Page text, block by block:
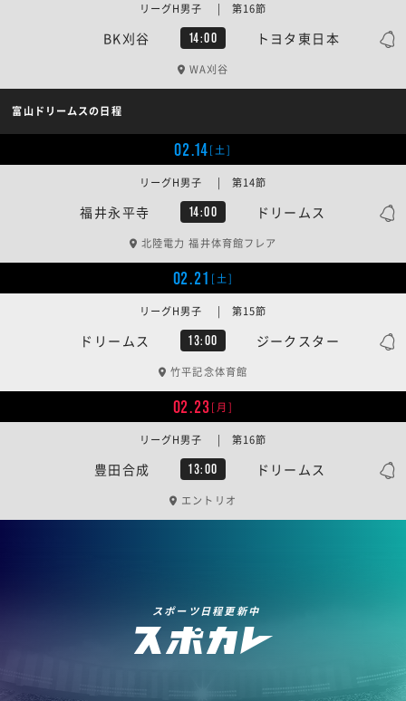
BK刈谷 14:00 トヨタ東日本
リーグH男子 | 第16節
WA刈谷
富山ドリームスの日程
02.14[土]
福井永平寺 14:00 ドリームス
リーグH男子 | 第14節
北陸電力 福井体育館フレア
02.21 [土]
ドリームス 13:00 ジークスター
リーグH男子 | 第15節
竹平記念体育館
02.23[月]
豊田合成 13:00 ドリームス
リーグH男子 | 第16節
エントリオ
スポーツ日程更新中